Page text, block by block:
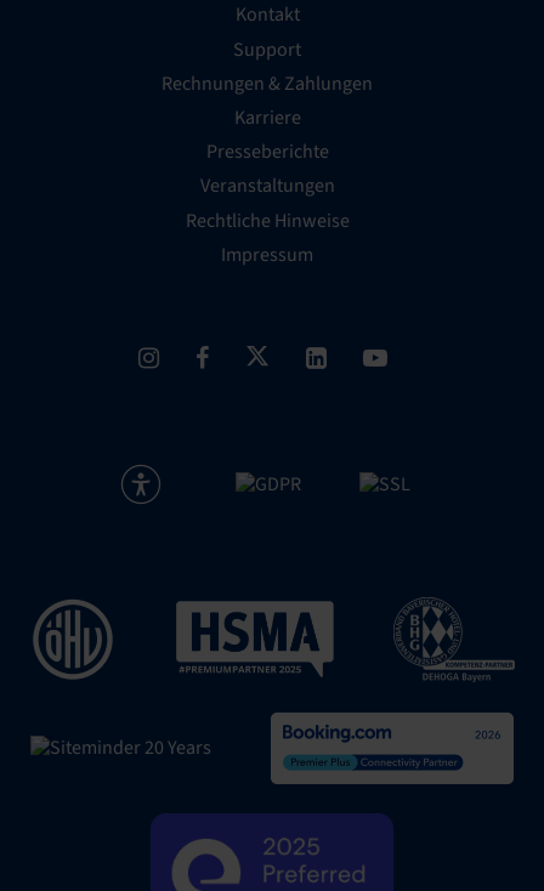
Kontakt
Support
Rechnungen & Zahlungen
Karriere
Presseberichte
Veranstaltungen
Rechtliche Hinweise
Impressum